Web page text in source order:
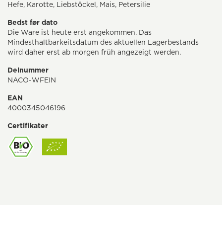
Hefe, Karotte, Liebstöckel, Mais, Petersilie
Bedst før dato
Die Ware ist heute erst angekommen. Das
Mindesthaltbarkeitsdatum des aktuellen Lagerbestands
wird daher erst ab morgen früh angezeigt werden.
Delnummer
NACO-WFEIN
EAN
4000345046196
Certifikater